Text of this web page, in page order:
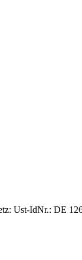
Ust-IdNr.: DE